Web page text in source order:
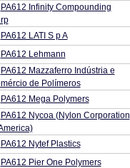
PA612 Infinity Compounding
PA612 LATI S p A
PA612 Lehmann
PA612 Mazzaferro Indústria e
de Polímeros
PA612 Mega Polymers
PA612 Nycoa (Nylon Corporation
PA612 Nytef Plastics
PA612 Pier One Polymers